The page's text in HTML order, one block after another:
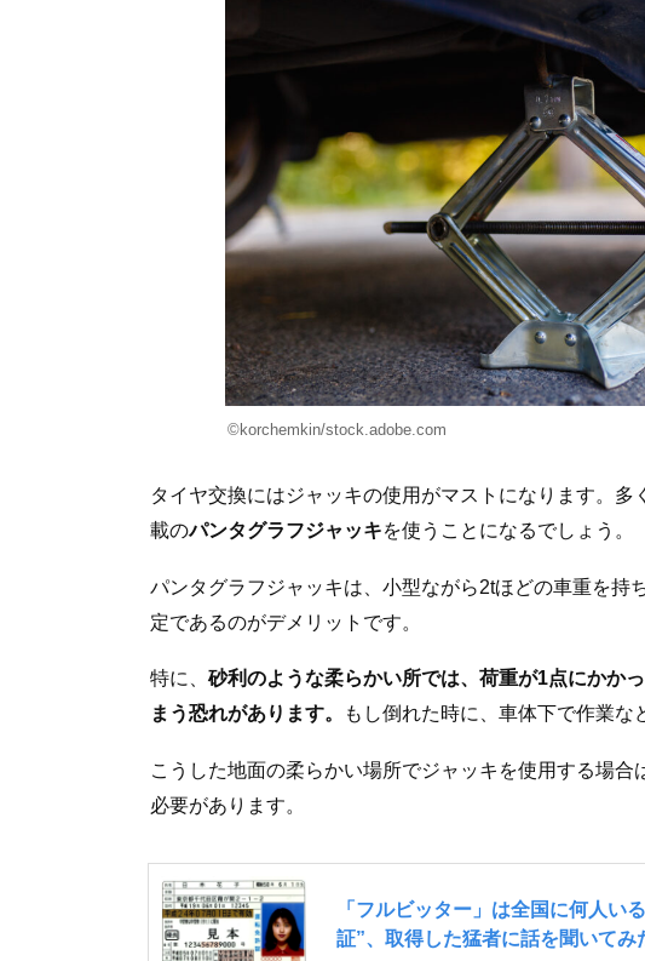
©korchemkin/stock.adobe.com
タイヤ交換にはジャッキの使用がマストになります。
載のパンタグラフジャッキを使うことになるでしょう。
パンタグラフジャッキは、小型ながら2tほどの車重を持
定であるのがデメリットです。
特に、 砂利のような柔らかい所では、荷重が1点にかか
まう恐れがあります。
もし倒れた時に、車体下で作業な
こうした地面の柔らかい場所でジャッキを使用する場合
必要があります。